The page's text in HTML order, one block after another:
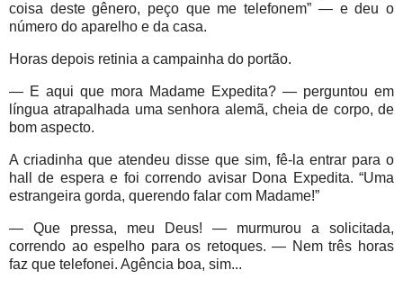
coisa deste gênero, peço que me telefonem” — e deu o
número do aparelho e da casa.
Horas depois retinia a campainha do portão.
— E aqui que mora Madame Expedita? — perguntou em
língua atrapalhada uma senhora alemã, cheia de corpo, de
bom aspecto.
A criadinha que atendeu disse que sim, fê-la entrar para o
hall de espera e foi correndo avisar Dona Expedita. “Uma
estrangeira gorda, querendo falar com Madame!”
— Que pressa, meu Deus! — murmurou a solicitada,
correndo ao espelho para os retoques. — Nem três horas
faz que telefonei. Agência boa, sim...